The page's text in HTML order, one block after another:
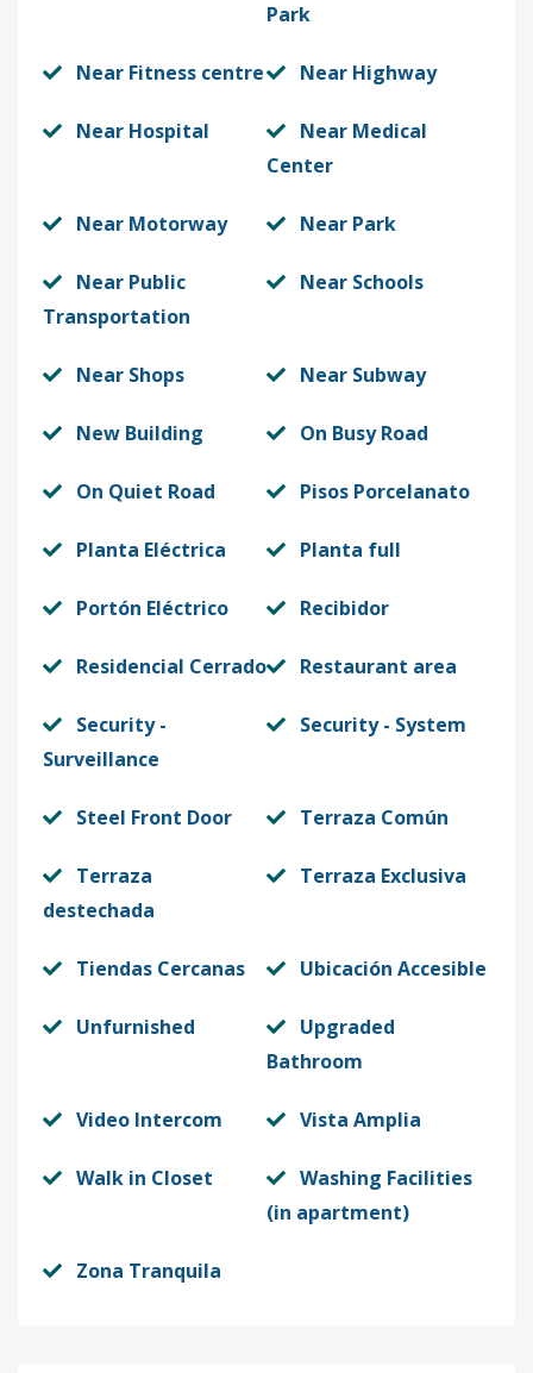
Park
Near Fitness centre Near Highway
Near Hospital
Near Medical
Center
Near Motorway Near Park
Near Public
Transportation
Near Schools
Near Shops Near Subway
New Building On Busy Road
On Quiet Road Pisos Porcelanato
Planta Eléctrica Planta full
Portón Eléctrico Recibidor
Residencial Cerrado Restaurant area
Security -
Surveillance
Security - System
Steel Front Door Terraza Común
Terraza
destechada
Terraza Exclusiva
Tiendas Cercanas Ubicación Accesible
Unfurnished
Upgraded
Bathroom
Video Intercom Vista Amplia
Walk in Closet
Washing Facilities
(in apartment)
Zona Tranquila